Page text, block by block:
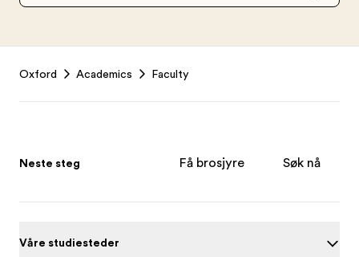
Oxford Academics Faculty
Neste steg Få brosjyre Søk nå
Våre studiesteder